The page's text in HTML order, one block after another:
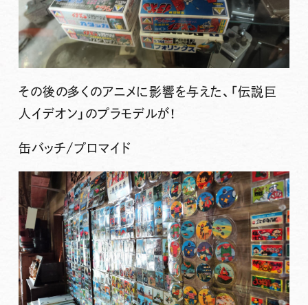
その後の多くのアニメに影響を与えた、「伝説巨
人イデオン 」のプラモデルが！
缶バッチ/プロマイド